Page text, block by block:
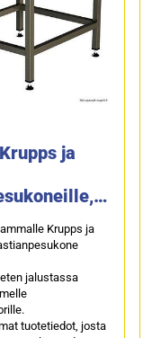
ja
Krupps ja
jalustassa
tuotetiedot, josta